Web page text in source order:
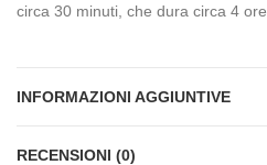
circa 30 minuti, che dura circa 4 ore.
INFORMAZIONI AGGIUNTIVE
RECENSIONI (0)